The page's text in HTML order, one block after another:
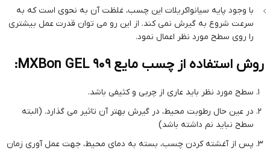
با وجود پایه سیانواکریلات این چسب، غلظت آن به نحوی است که به
سرعت شروع به گیرش نمی کند. از این رو می توان قدرت عمل بیشتری
را روی سطح مورد نظر اعمال نمود.
روش استفاده از چسب مایع MXBon GEL 909:
سطح مورد نظر باید عاری از چربی و کثیفی باشد.
در عین حال رطوبت محیط، در گیرش بهتر آن تاثیر می گذارد. (البته
سطح نباید نم داشته باشد)
پس از آغشته کردن چسب، بسته به دمای محیط، جهت عمل آوری زمان